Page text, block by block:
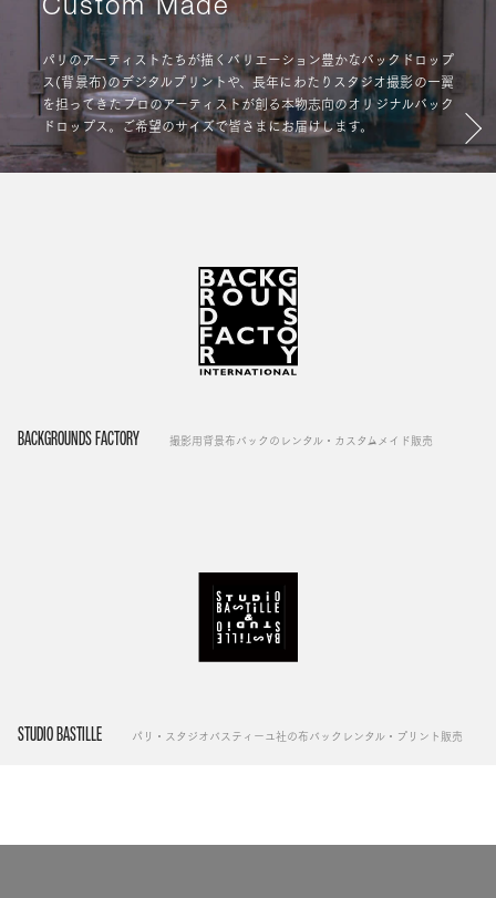
Custom Made
パリのアーティストたちが描くバリエーション豊かなバックドロップ
ス(背景布)のデジタルプリントや、長年にわたりスタジオ撮影の一翼
を担ってきたプロのアーティストが創る本物志向のオリジナルバック
ドロップス。ご希望のサイズで皆さまにお届けします。
BACKGROUNDS FACTORY 撮影用背景布バックのレンタル・カスタムメイド販売
STUDIO BASTILLE パリ・スタジオバスティーユ社の布バックレンタル・プリント販売